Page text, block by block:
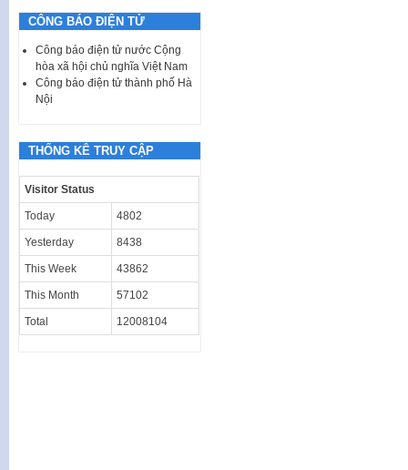
CÔNG BÁO ĐIỆN TỬ
Công báo điện tử nước Cộng
hòa xã hội chủ nghĩa Việt Nam
Công báo điện tử thành phố Hà
Nội
THỐNG KÊ TRUY CẬP
Visitor Status
Today 4802
Yesterday 8438
This Week 43862
This Month 57102
Total 12008104